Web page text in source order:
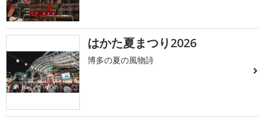
はかた夏まつり2026
博多の夏の風物詩